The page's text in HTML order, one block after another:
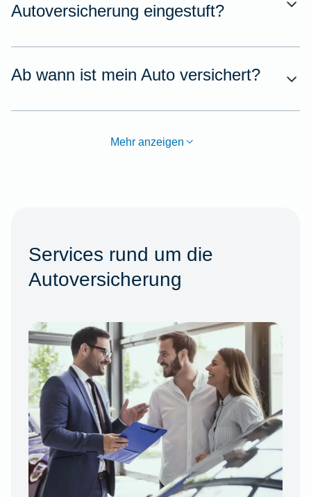
Autoversicherung eingestuft?
Ab wann ist mein Auto versichert?
Mehr anzeigen
Services rund um die
Autoversicherung